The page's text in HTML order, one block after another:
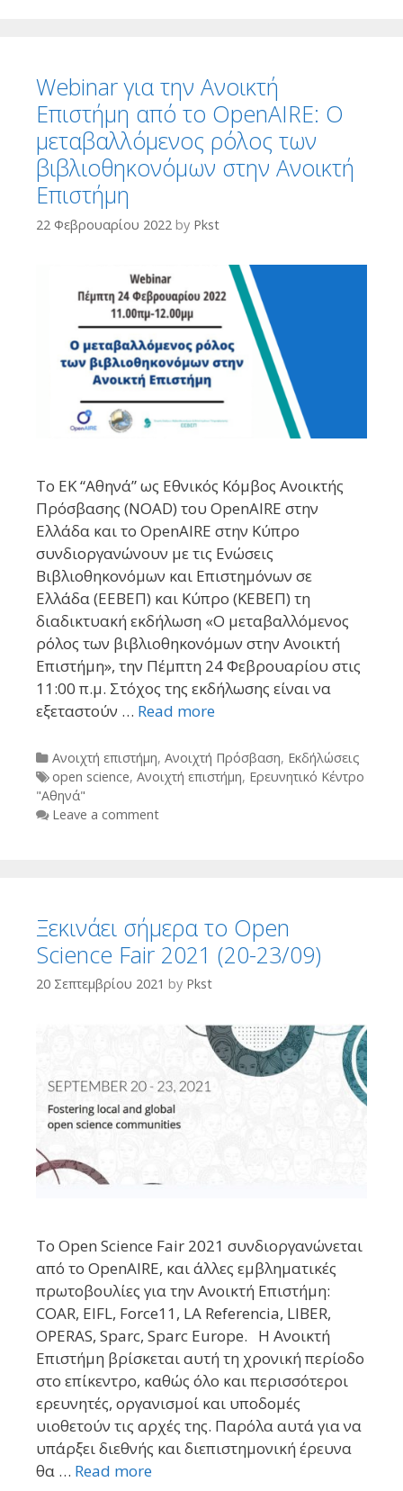
Webinar για την Ανοικτή
Επιστήμη από το OpenAIRE: Ο
μεταβαλλόμενος ρόλος των
βιβλιοθηκονόμων στην Ανοικτή
Επιστήμη
22 Φεβρουαρίου 2022 by Pkst
Το ΕΚ “Αθηνά” ως Εθνικός Κόμβος Ανοικτής
Πρόσβασης (NOAD) του OpenAIRE στην
Ελλάδα και το OpenAIRE στην Κύπρο
συνδιοργανώνουν με τις Ενώσεις
Βιβλιοθηκονόμων και Επιστημόνων σε
Ελλάδα (ΕΕΒΕΠ) και Κύπρο (ΚΕΒΕΠ) τη
διαδικτυακή εκδήλωση «Ο μεταβαλλόμενος
ρόλος των βιβλιοθηκονόμων στην Ανοικτή
Επιστήμη», την Πέμπτη 24 Φεβρουαρίου στις
11:00 π.μ. Στόχος της εκδήλωσης είναι να
εξεταστούν … Read more
Categories
Ανοιχτή επιστήμη, Ανοιχτή Πρόσβαση, Εκδήλώσεις
Tags
open science, Ανοιχτή επιστήμη, Ερευνητικό Κέντρο
"Αθηνά"
Leave a comment
Ξεκινάει σήμερα το Open
Science Fair 2021 (20-23/09)
20 Σεπτεμβρίου 2021 by Pkst
Το Open Science Fair 2021 συνδιοργανώνεται
από το OpenAIRE, και άλλες εμβληματικές
πρωτοβουλίες για την Ανοικτή Επιστήμη:
COAR, EIFL, Force11, LA Referencia, LIBER,
OPERAS, Sparc, Sparc Europe. Η Ανοικτή
Επιστήμη βρίσκεται αυτή τη χρονική περίοδο
στο επίκεντρο, καθώς όλο και περισσότεροι
ερευνητές, οργανισμοί και υποδομές
υιοθετούν τις αρχές της. Παρόλα αυτά για να
υπάρξει διεθνής και διεπιστημονική έρευνα
θα … Read more